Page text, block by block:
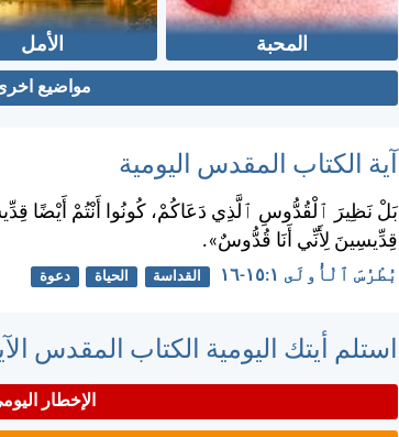
المحبة الأمل
مواضيع
آية الكتاب المقدس اليومية
بَلْ نَظِيرَ ٱلْقُدُّوسِ ٱلَّذِي دَعَاكُمْ، كُونُوا أَنْتُمْ أَيْضًا
قِدِّيسِينَ لِأَنِّي أَنَا قُدُّوسٌ».
بُطْرُسَ ٱلْأُولَى ١:‏١٥-‏١٦ القداسة الحياة دعوة
استلم أيتك اليومية الكتاب المقدس
الإخطار